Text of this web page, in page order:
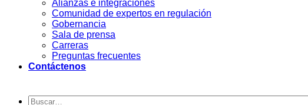
Alianzas e integraciones
Comunidad de expertos en regulación
Gobernancia
Sala de prensa
Carreras
Preguntas frecuentes
Contáctenos